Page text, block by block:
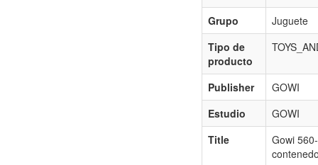
Grupo
Juguete
Tipo de
producto
Publisher
GOWI
Estudio
GOWI
Title
Gowi